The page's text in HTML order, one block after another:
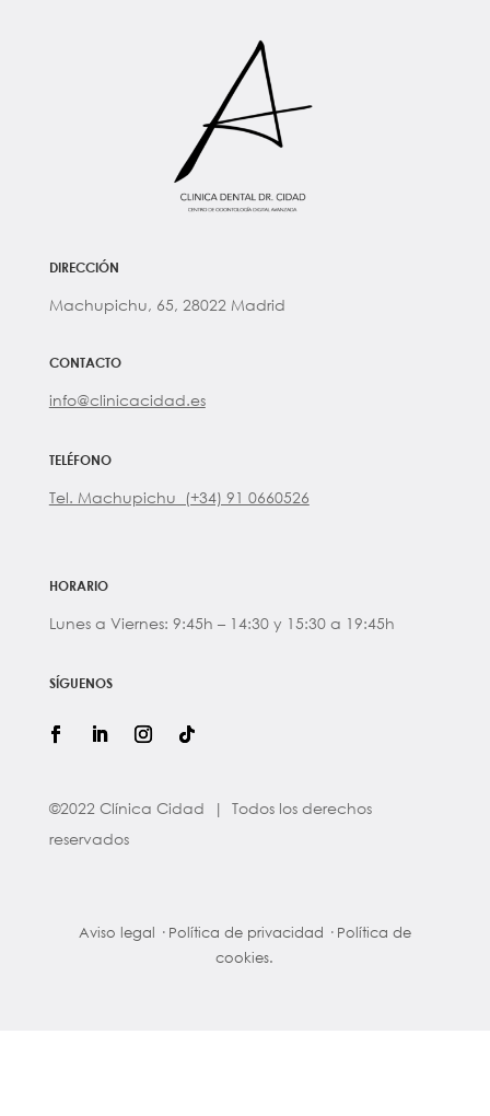
DIRECCIÓN
Machupichu, 65, 28022 Madrid
CONTACTO
info@clinicacidad.es
TELÉFONO
Tel. Machupichu (+34) 91 0660526
HORARIO
Lunes a Viernes: 9:45h – 14:30 y 15:30 a 19:45h
SÍGUENOS
©2022 Clínica Cidad | Todos los derechos
reservados
Aviso legal · Política de privacidad · Política de
cookies.